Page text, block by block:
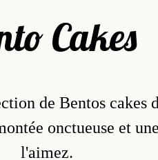
Cakes
de Bentos cakes
onctueuse et
l'aimez.